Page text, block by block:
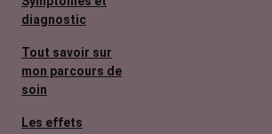
diagnostic
Tout savoir sur
mon parcours de
soin
Les effets